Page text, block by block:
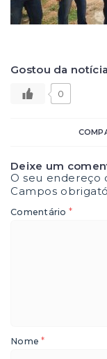
Gostou da
0
Deixe um
O seu endereço
Campos
Comentário *
Nome*